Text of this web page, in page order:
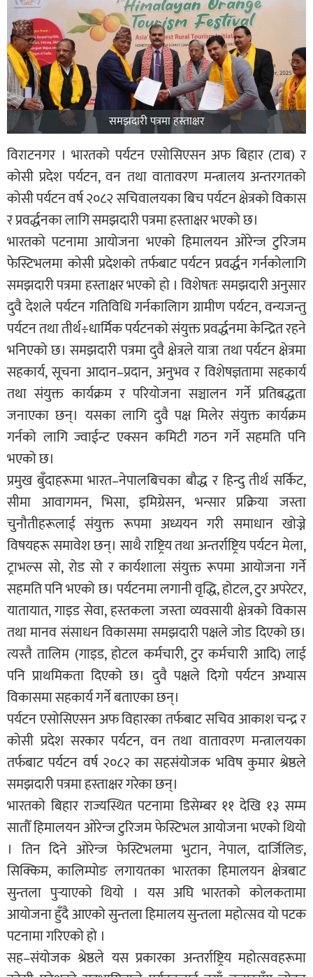
समझदारी पत्रमा हस्ताक्षर
विराटनगर । भारतको पर्यटन एसोसिएसन अफ बिहार (टाब) र
कोसी प्रदेश पर्यटन, वन तथा वातावरण मन्त्रालय अन्तरगतको
कोसी पर्यटन वर्ष २०८२ सचिवालयका बिच पर्यटन क्षेत्रको विकास
र प्रवर्द्धनका लागि समझदारी पत्रमा हस्ताक्षर भएको छ।
भारतको पटनामा आयोजना भएको हिमालयन ओरेन्ज टुरिजम
फेस्टिभलमा कोसी प्रदेशको तर्फबाट पर्यटन प्रवर्द्धन गर्नकोलागि
समझदारी पत्रमा हस्ताक्षर भएको हो । विशेषतः समझदारी अनुसार
दुवै देशले पर्यटन गतिविधि गर्नकालािग ग्रामीण पर्यटन, वन्यजन्तु
पर्यटन तथा तीर्थ÷धार्मिक पर्यटनको संयुक्त प्रवर्द्धनमा केन्द्रित रहने
भनिएको छ। समझदारी पत्रमा दुवै क्षेत्रले यात्रा तथा पर्यटन क्षेत्रमा
सहकार्य, सूचना आदान–प्रदान, अनुभव र विशेषज्ञतामा सहकार्य
तथा संयुक्त कार्यक्रम र परियोजना सञ्चालन गर्ने प्रतिबद्धता
जनाएका छन्। यसका लागि दुवै पक्ष मिलेर संयुक्त कार्यक्रम
गर्नको लागि ज्वाईन्ट एक्सन कमिटी गठन गर्ने सहमति पनि
भएको छ।
प्रमुख बुँदाहरूमा भारत–नेपालबिचका बौद्ध र हिन्दु तीर्थ सर्किट,
सीमा आवागमन, भिसा, इमिग्रेसन, भन्सार प्रक्रिया जस्ता
चुनौतीहरूलाई संयुक्त रूपमा अध्ययन गरी समाधान खोज्ने
विषयहरू समावेश छन्। साथै राष्ट्रिय तथा अन्तर्राष्ट्रिय पर्यटन मेला,
ट्राभल्स सो, रोड सो र कार्यशाला संयुक्त रूपमा आयोजना गर्ने
सहमति पनि भएको छ। पर्यटनमा लगानी वृद्धि, होटल, टुर अपरेटर,
यातायात, गाइड सेवा, हस्तकला जस्ता व्यवसायी क्षेत्रको विकास
तथा मानव संसाधन विकासमा समझदारी पक्षले जोड दिएको छ।
त्यस्तै तालिम (गाइड, होटल कर्मचारी, टुर कर्मचारी आदि) लाई
पनि प्राथमिकता दिएको छ। दुवै पक्षले दिगो पर्यटन अभ्यास
विकासमा सहकार्य गर्ने बताएका छन्।
पर्यटन एसोसिएसन अफ विहारका तर्फबाट सचिव आकाश चन्द्र र
कोसी प्रदेश सरकार पर्यटन, वन तथा वातावरण मन्त्रालयका
तर्फबाट पर्यटन वर्ष २०८२ का सहसंयोजक भविष कुमार श्रेष्ठले
समझदारी पत्रमा हस्ताक्षर गरेका छन्।
भारतको बिहार राज्यस्थित पटनामा डिसेम्बर ११ देखि १३ सम्म
सातौँ हिमालयन ओरेन्ज टुरिजम फेस्टिभल आयोजना भएको थियो
। तिन दिने ओरेन्ज फेस्टिभलमा भुटान, नेपाल, दार्जिलिङ,
सिक्किम, कालिम्पोङ लगायतका भारतका हिमालयन क्षेत्रबाट
सुन्तला पुर्‍याएको थियो । यस अघि भारतको कोलकतामा
आयोजना हुँदै आएको सुन्तला हिमालय सुन्तला महोत्सव यो पटक
पटनामा गरिएको हो ।
सह–संयोजक श्रेष्ठले यस प्रकारका अन्तर्राष्ट्रिय महोत्सवहरूमा